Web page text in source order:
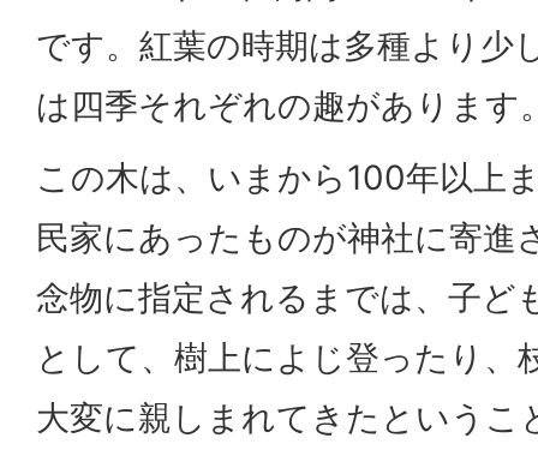
です。紅葉の時期は多種より少
は四季それぞれの趣があります
この木は、いまから100年以上
民家にあったものが神社に寄進
念物に指定されるまでは、子ど
として、樹上によじ登ったり、
大変に親しまれてきたというこ